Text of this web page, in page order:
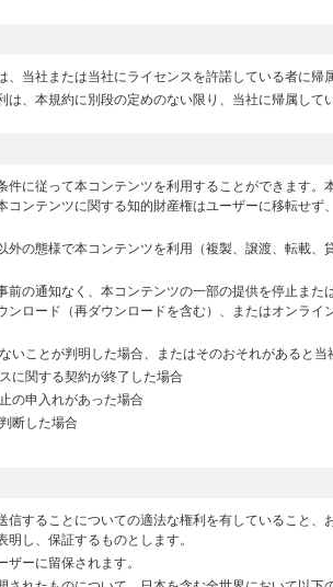
当社または当社にライセンスを許諾している者に帰
、本規約に別段の定めのない限り、当社に帰属してい
に従って本コンテンツを利用することができます。
ンテンツに関する知的財産権はユーザーに移転せず
の態様で本コンテンツを利用（複製、譲渡、転載、
の通知なく、本コンテンツの一部の提供を停止また
ロード（再ダウンロードを含む）、またはオンライ
いことが判明した場合、またはそのおそれがあると当
に関する契約が終了した場合
の申入れがあった場合
断した場合
することについての適法な権利を有していること、
し、保証するものとします。
ーに留保されます。